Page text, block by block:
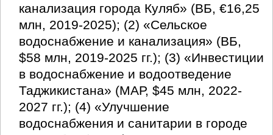
канализация города Куляб» (ВБ, €16,25
млн, 2019-2025); (2) «Сельское
водоснабжение и канализация» (ВБ,
$58 млн, 2019-2025 гг.); (3) «Инвестиции
в водоснабжение и водоотведение
Таджикистана» (МАР, $45 млн, 2022-
2027 гг.); (4) «Улучшение
водоснабжения и санитарии в городе